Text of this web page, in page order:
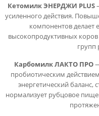
Кетомилк ЭНЕРДЖИ PLUS
усиленного действия.
компонентов
высокопродуктивных
групп
Карбомилк ЛАКТО ПРО
пробиотическим
энергетический баланс,
нормализует рубцовое